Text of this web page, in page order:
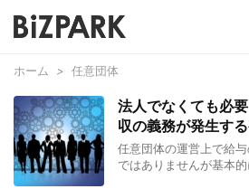
ホーム > 任意団体
法人でなくても必
収の義務が発生す
任意団体の運営上で給
ではありませんが基本